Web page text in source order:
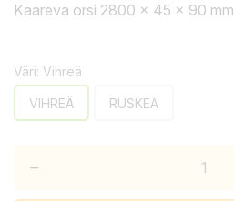
Kaareva orsi 2800 x 45 x 90 mm
Väri: Vihreä
VIHREÄ RUSKEA
–